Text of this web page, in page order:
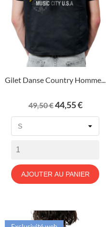
Gilet Danse Country Homme...
Prix
de
49,50 €Prix
44,55 €
AJOUTER AU PANIER